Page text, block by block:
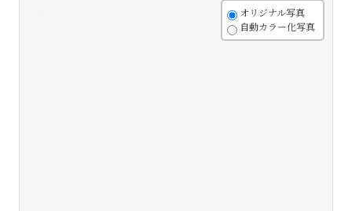
オリジナル写真
自動カラー化写真